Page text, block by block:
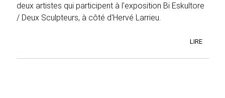
deux artistes qui participent à l'exposition Bi Eskultore
/ Deux Sculpteurs, à côté d'Hervé Larrieu.
LIRE